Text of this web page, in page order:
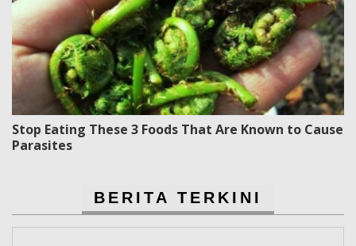
Stop Eating These 3 Foods That Are Known to Cause
Parasites
BERITA TERKINI